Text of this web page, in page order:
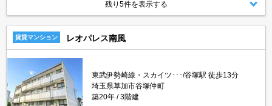
残り5件を表示する
賃貸マンション レオパレス南風
東武伊勢崎線・スカイツ･･･/谷塚駅 徒歩13分
埼玉県草加市谷塚仲町
築20年
3階建